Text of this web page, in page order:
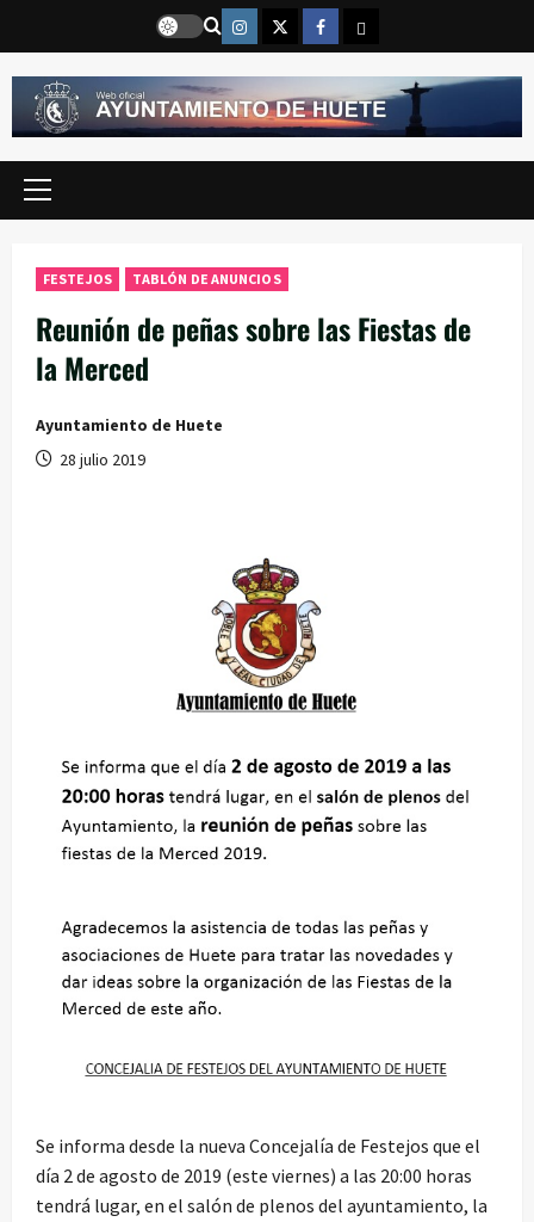
contenido
Instragram
TwitterFacebook
Email
Menú
FESTEJOS TABLÓN DE ANUNCIOS
Reunión de peñas sobre las Fiestas de
la Merced
Ayuntamiento de Huete
28 julio 2019
Se informa desde la nueva Concejalía de Festejos que el
día 2 de agosto de 2019 (este viernes) a las 20:00 horas
tendrá lugar, en el salón de plenos del ayuntamiento, la